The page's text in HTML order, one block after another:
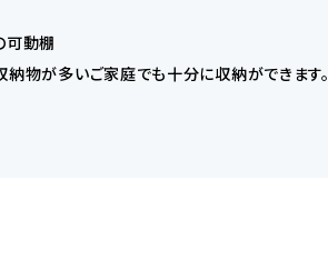
可動棚
物が多いご家庭でも十分に収納ができます。